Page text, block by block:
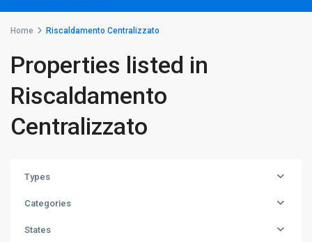
Home Riscaldamento Centralizzato
Properties listed in
Riscaldamento
Centralizzato
Types
Categories
States